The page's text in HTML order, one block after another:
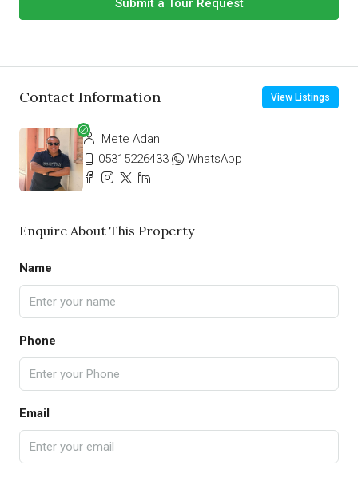
Submit a Tour Request
Contact Information View Listings
Mete Adan
05315226433
WhatsApp
Enquire About This Property
Name
Phone
Email